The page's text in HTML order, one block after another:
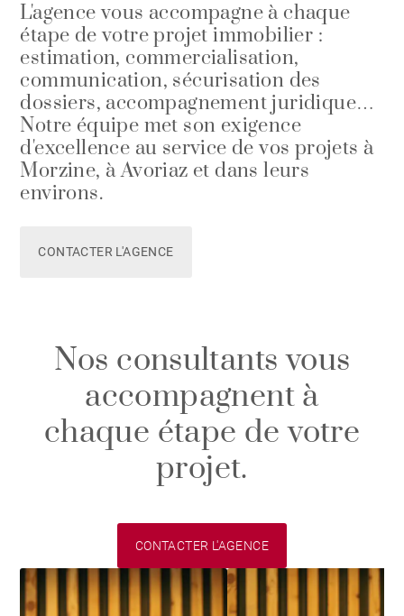
L'agence vous accompagne à chaque
étape de votre projet immobilier :
estimation, commercialisation,
communication, sécurisation des
dossiers, accompagnement juridique…
Notre équipe met son exigence
d'excellence au service de vos projets à
Morzine, à Avoriaz et dans leurs
environs.
CONTACTER L'AGENCE
Nos consultants vous
accompagnent à
chaque étape de votre
projet.
CONTACTER L'AGENCE